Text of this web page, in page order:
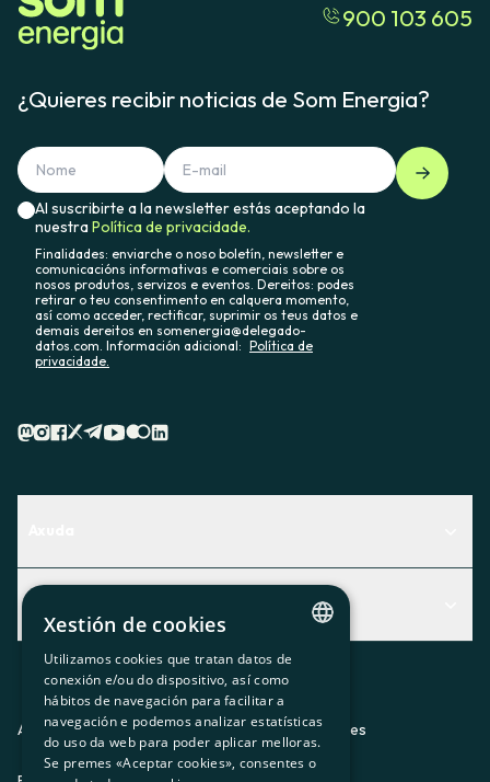
900 103 605
¿Quieres recibir noticias de Som Energia?
Al suscribirte a la newsletter estás aceptando la
nuestraPolítica de privacidade.
Finalidades: enviarche o noso boletín, newsletter e
comunicacións informativas e comerciais sobre os
nosos produtos, servizos e eventos. Dereitos: podes
retirar o teu consentimento en calquera momento,
así como acceder, rectificar, suprimir os teus datos e
demais dereitos en somenergia@delegado-
datos.com. Información adicional: Política de
privacidade.
Descubre qué servicio te encaja mejor
Contacto
Actualidad
O recuncho da socia
Prensa
Trabaja con nosotros
Aviso legalPolítica de privacidadPolítica de cookies
CATALAN
SPANISH
GL
Xestión de cookies
Utilizamos cookies que tratan datos de
conexión e/ou do dispositivo, así como
hábitos de navegación para facilitar a
navegación e podemos analizar estatísticas
do uso da web para poder aplicar melloras.
Se premes «Aceptar cookies», consentes o